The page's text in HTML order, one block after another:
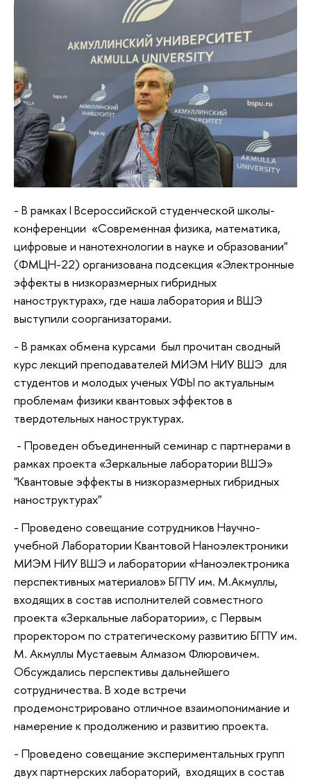
- В рамках I Всероссийской студенческой школы-
конференции «Современная физика, математика,
цифровые и нанотехнологии в науке и образовании"
(ФМЦН-22) организована подсекция «Электронные
эффекты в низкоразмерных гибридных
наноструктурах», где наша лаборатория и ВШЭ
выступили соорганизаторами.
- В рамках обмена курсами был прочитан сводный
курс лекций преподавателей МИЭМ НИУ ВШЭ для
студентов и молодых ученых УФЫ по актуальным
проблемам физики квантовых эффектов в
твердотельных наноструктурах.
- Проведен объединенный семинар с партнерами в
рамках проекта «Зеркальные лаборатории ВШЭ»
"Квантовые эффекты в низкоразмерных гибридных
наноструктурах"
- Проведено совещание сотрудников Научно-
учебной Лаборатории Квантовой Наноэлектроники
МИЭМ НИУ ВШЭ и лаборатории «Наноэлектроника
перспективных материалов» БГПУ им. М.Акмуллы,
входящих в состав исполнителей совместного
проекта «Зеркальные лаборатории», с Первым
проректором по стратегическому развитию БГПУ им.
М. Акмуллы Мустаевым Алмазом Флюровичем.
Обсуждались перспективы дальнейшего
сотрудничества. В ходе встречи
продемонстрировано отличное взаимопонимание и
намерение к продолжению и развитию проекта.
- Проведено совещание экспериментальных групп
двух партнерских лабораторий, входящих в состав